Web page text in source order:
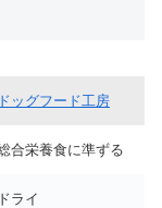
ドッグフード工房
合栄養食に準ずる
ドライ